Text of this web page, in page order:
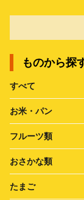
ものから探
すべて
お米・パン
フルーツ類
おさかな類
たまご